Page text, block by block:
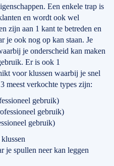
Een enkele trap is
en wordt ook wel
zijn aan 1 kant te betreden en
je ook nog op kan staan. Je
je onderscheid kan maken
Er is ook 1
voor klussen waarbij je snel
meest verkochte types zijn:
gebruik)
gebruik)
gebruik)
je spullen neer kan leggen